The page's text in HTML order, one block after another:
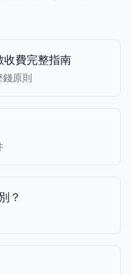
收費完整指南
原則
？